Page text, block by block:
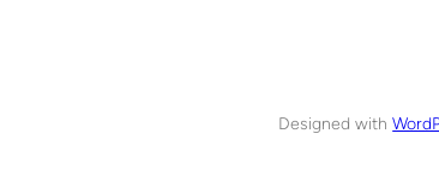
Designed with